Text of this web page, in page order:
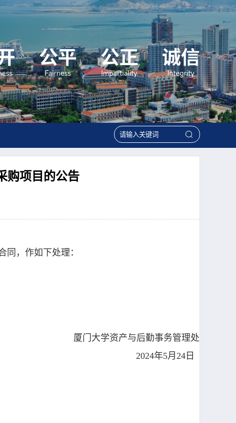
购项目的公告
同，作如下处理：
厦门大学资产与后勤事务管理处
2024年5月24日